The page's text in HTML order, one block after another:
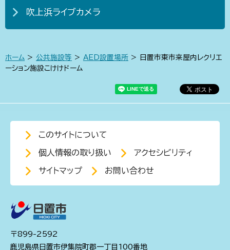
吹上浜ライブカメラ
ホーム > 公共施設等 > AED設置場所 > 日置市東市来屋内レクリエ
ーション施設こけけドーム
このサイトについて
個人情報の取り扱い アクセシビリティ
サイトマップ お問い合わせ
〒899-2592
鹿児島県日置市伊集院町郡一丁目100番地